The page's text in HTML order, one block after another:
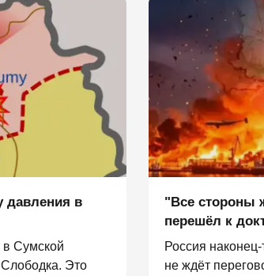
давления в
в Сумской
Это
"Все стороны
перешёл к
Россия
не ждёт